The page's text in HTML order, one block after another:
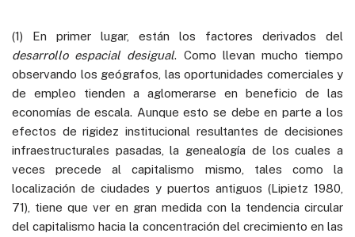
(1) En primer lugar, están los factores derivados del
desarrollo espacial desigual. Como llevan mucho tiempo
observando los geógrafos, las oportunidades comerciales y
de empleo tienden a aglomerarse en beneficio de las
economías de escala. Aunque esto se debe en parte a los
efectos de rigidez institucional resultantes de decisiones
infraestructurales pasadas, la genealogía de los cuales a
veces precede al capitalismo mismo, tales como la
localización de ciudades y puertos antiguos (Lipietz 1980,
71), tiene que ver en gran medida con la tendencia circular
del capitalismo hacia la concentración del crecimiento en las